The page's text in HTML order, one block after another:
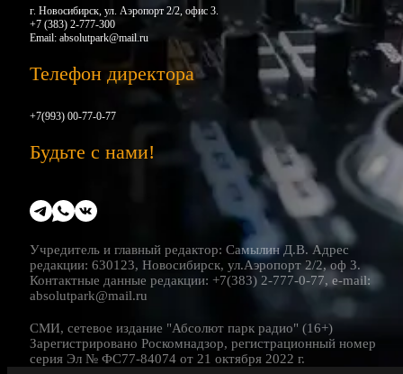
г. Новосибирск, ул. Аэропорт 2/2, офис 3.
+7 (383) 2-777-300
Email: absolutpark@mail.ru
Телефон директора
+7(993) 00-77-0-77
Будьте с нами!
Учредитель и главный редактор: Самылин Д.В. Адрес
редакции: 630123, Новосибирск, ул.Аэропорт 2/2, оф 3.
Контактные данные редакции: +7(383) 2-777-0-77, e-mail:
absolutpark@mail.ru
СМИ, сетевое издание "Абсолют парк радио" (16+)
Зарегистрировано Роскомнадзор, регистрационный номер
серия Эл № ФС77-84074 от 21 октября 2022 г.